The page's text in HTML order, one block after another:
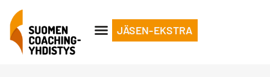
JÄSEN-EKSTRA